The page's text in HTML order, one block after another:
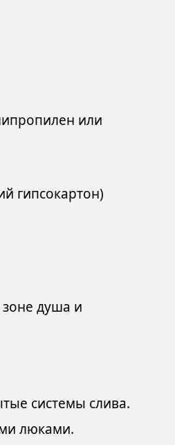
или
гипсокартон)
душа и
системы слива.
люками.